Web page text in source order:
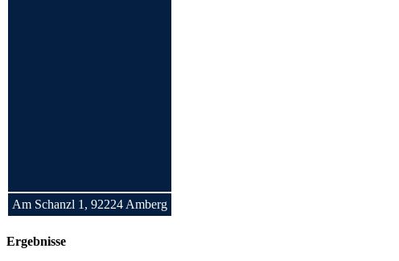
Am Schanzl 1, 92224 Amberg
Ergebnisse